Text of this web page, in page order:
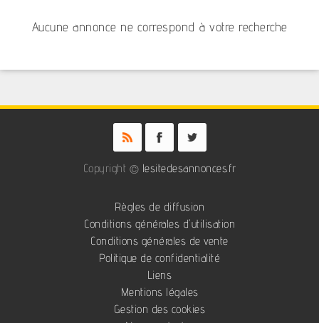
Aucune annonce ne correspond à votre recherche
Copyright © lesitedesannonces.fr
Règles de diffusion
Conditions générales d'utilisation
Conditions générales de vente
Politique de confidentialité
Liens
Mentions légales
Gestion des cookies